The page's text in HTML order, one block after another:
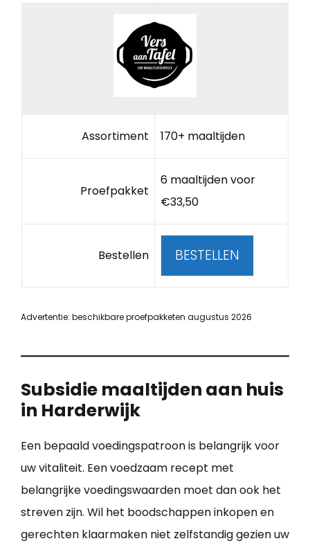
Assortiment 170+ maaltijden
Proefpakket
6 maaltijden voor
€33,50
Bestellen BESTELLEN
Advertentie: beschikbare proefpakketen augustus 2026
Subsidie maaltijden aan huis
in Harderwijk
Een bepaald voedingspatroon is belangrijk voor
uw vitaliteit. Een voedzaam recept met
belangrijke voedingswaarden moet dan ook het
streven zijn. Wil het boodschappen inkopen en
gerechten klaarmaken niet zelfstandig gezien uw